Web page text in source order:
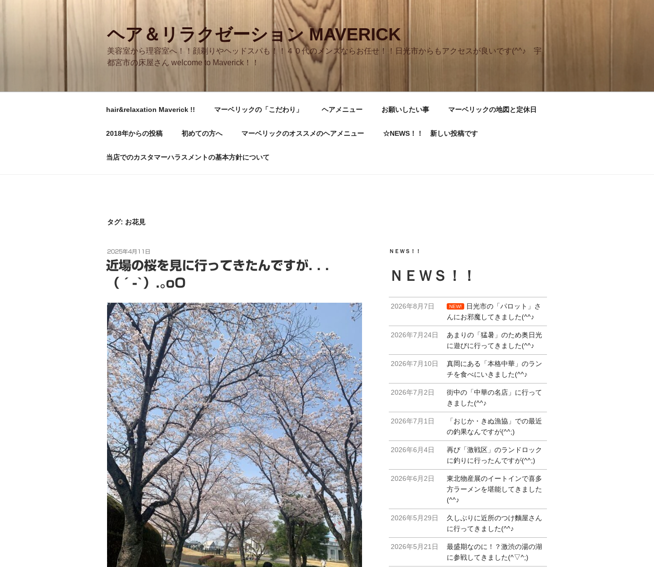
ヘア＆リラクゼーション MAVERICK
美容室から理容室へ！！顔剃りやヘッドスパも！！４０代のメンズならお任せ！！日光市からもアクセスが良いです(^^♪ 宇
都宮市の床屋さん welcome to Maverick！！
hair&relaxation Maverick !! マーベリックの「こだわり」 ヘアメニュー お願いしたい事 マーベリックの地図と定休日
2018年からの投稿 初めての方へ マーベリックのオススメのヘアメニュー ☆NEWS！！ 新しい投稿です
当店でのカスタマーハラスメントの基本方針について
タグ: お花見
投
稿
日:
2025年4月11日
近場の桜を見に行ってきたんですが. . .
（´-`）.｡oO
ＮＥＷＳ！！
ＮＥＷＳ！！
2026年8月7日 NEW!
日光市の「パロット」さ
んにお邪魔してきました(^^♪
2026年7月24日
あまりの「猛暑」のため奥日光
に遊びに行ってきました(^^♪
2026年7月10日
真岡にある「本格中華」のラン
チを食べにいきました(^^♪
2026年7月2日
街中の「中華の名店」に行って
きました(^^♪
2026年7月1日
「おじか・きぬ漁協」での最近
の釣果なんですが(^^;)
2026年6月4日
再び「激戦区」のランドロック
に釣りに行ったんですが(^^;)
2026年6月2日
東北物産展のイートインで喜多
方ラーメンを堪能してきました
(^^♪
2026年5月29日
久しぶりに近所のつけ麵屋さん
に行ってきました(^^♪
2026年5月21日
最盛期なのに！？激渋の湯の湖
に参戦してきました(^▽^;)